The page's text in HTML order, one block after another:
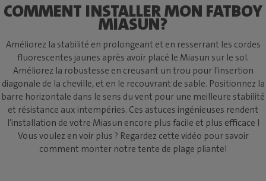
COMMENT INSTALLER MON FATBOY
MIASUN?
Améliorez la stabilité en prolongeant et en resserrant les cordes
fluorescentes jaunes après avoir placé le Miasun sur le sol.
Améliorez la robustesse en creusant un trou pour l'insertion
diagonale de la cheville, et en le recouvrant de sable. Positionnez la
barre horizontale dans le sens du vent pour une meilleure stabilité
et résistance aux intempéries. Ces astuces ingénieuses rendent
l'installation de votre Miasun encore plus facile et plus efficace !
Vous voulez en voir plus ? Regardez cette vidéo pour savoir
comment monter notre tente de plage pliante!